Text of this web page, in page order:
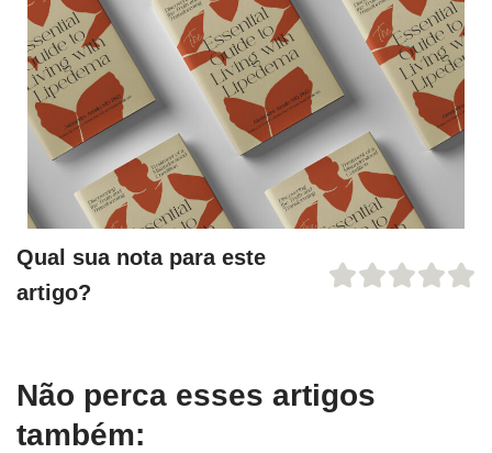
Qual sua nota para este
artigo?
Não perca esses artigos
também: